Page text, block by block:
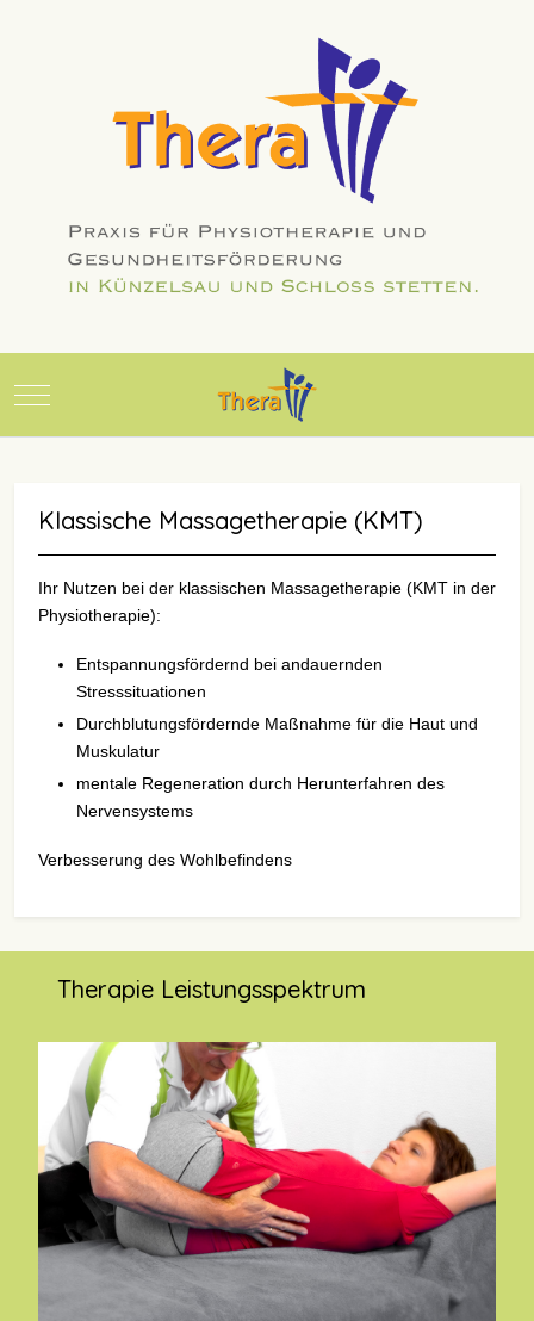
Mobile Menu Toggle
Klassische Massagetherapie (KMT)
Ihr Nutzen bei der klassischen Massagetherapie (KMT in der
Physiotherapie):
Entspannungsfördernd bei andauernden
Stresssituationen
Durchblutungsfördernde Maßnahme für die Haut und
Muskulatur
mentale Regeneration durch Herunterfahren des
Nervensystems
Verbesserung des Wohlbefindens
Therapie Leistungsspektrum